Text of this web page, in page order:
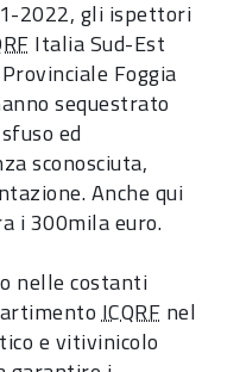
2022, gli ispettori
Italia Sud-Est
Foggia
sequestrato
ed
sconosciuta,
Anche qui
i 300mila euro.
nelle costanti
ICQRF nel
e vitivinicolo